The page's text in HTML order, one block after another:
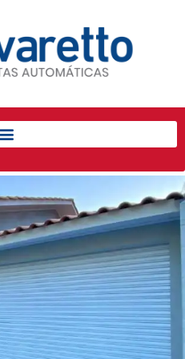
Início
Produtos
Porta de Enrolar Automática
Automatizadores
Acessórios Para Portas de
Enrolar
Pintura eletrostática
Portfólio
Contato